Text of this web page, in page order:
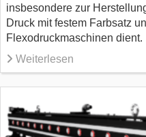
insbesondere zur
Druck mit festem Farbsatz
Flexodruckmaschinen dient.
Weiterlesen